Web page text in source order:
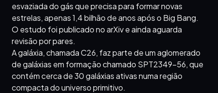
esvaziada do gás que precisa para formar novas
estrelas, apenas 1,4 bilhão de anos após o Big Bang.
O estudo foi publicado no arXiv e ainda aguarda
revisão por pares.
A galáxia, chamada C26, faz parte de um aglomerado
de galáxias em formação chamado SPT2349-56, que
contém cerca de 30 galáxias ativas numa região
compacta do universo primitivo.